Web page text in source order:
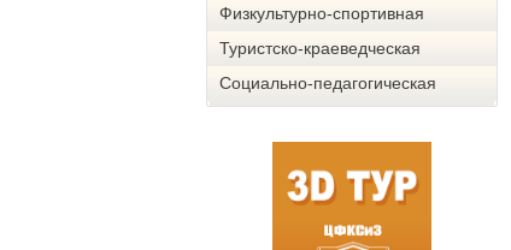
Физкультурно-спортивная
Туристско-краеведческая
Социально-педагогическая